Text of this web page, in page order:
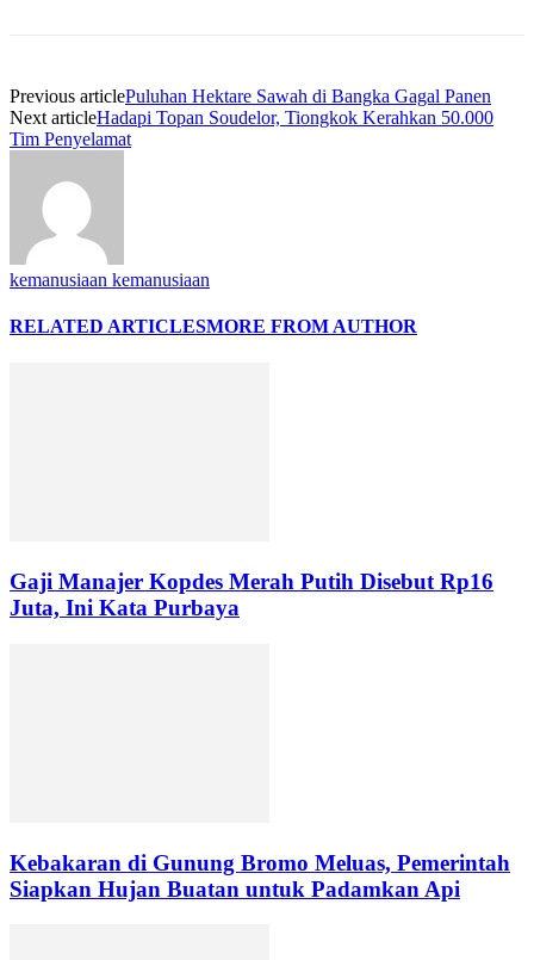
Previous articlePuluhan Hektare Sawah di Bangka Gagal Panen
Next articleHadapi Topan Soudelor, Tiongkok Kerahkan 50.000
Tim Penyelamat
kemanusiaan kemanusiaan
RELATED ARTICLESMORE FROM AUTHOR
Gaji Manajer Kopdes Merah Putih Disebut Rp16
Juta, Ini Kata Purbaya
Kebakaran di Gunung Bromo Meluas, Pemerintah
Siapkan Hujan Buatan untuk Padamkan Api